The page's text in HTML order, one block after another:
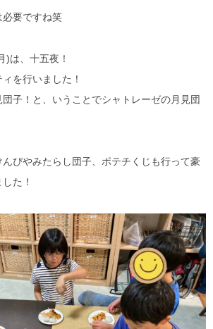
要ですね笑
)は、十五夜！
を行いました！
子！と、いうことでシャトレーゼの月見団
ぴやみたらし団子、ポテチくじも行って豪
た！